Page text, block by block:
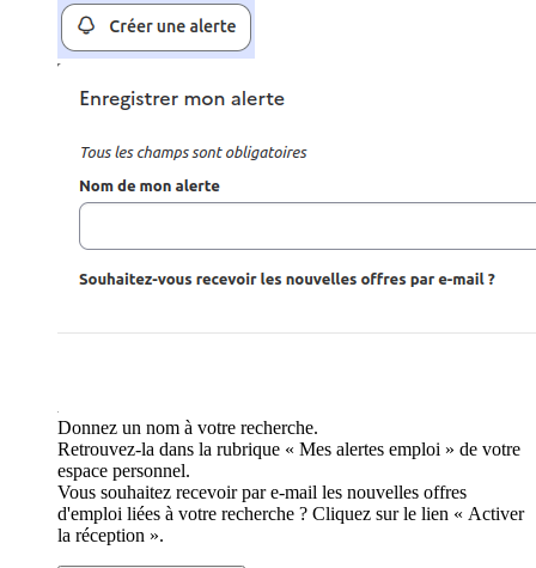
Donnez un nom à votre recherche.
Retrouvez-la dans la rubrique « Mes alertes emploi » de votre
espace personnel.
Vous souhaitez recevoir par e-mail les nouvelles offres
d'emploi liées à votre recherche ? Cliquez sur le lien « Activer
la réception ».